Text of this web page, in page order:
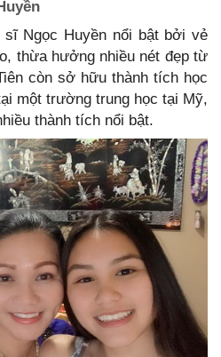
sĩ Ngọc Huyền nổi bật bởi vẻ
thừa hưởng nhiều nét đẹp từ
còn sở hữu thành tích học
một trường trung học tại Mỹ,
thành tích nổi bật.